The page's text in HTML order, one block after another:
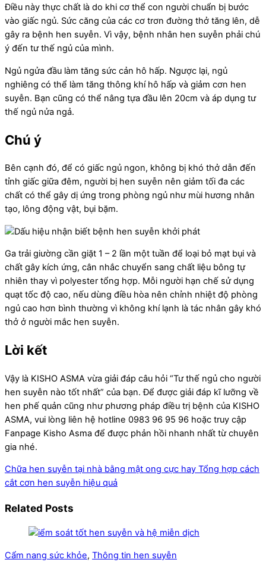
Điều này thực chất là do khi cơ thể con người chuẩn bị bước
vào giấc ngủ. Sức căng của các cơ trơn đường thở tăng lên, dễ
gây ra bệnh hen suyễn. Vì vậy, bệnh nhân hen suyễn phải chú
ý đến tư thế ngủ của mình.
Ngủ ngửa đầu làm tăng sức cản hô hấp. Ngược lại, ngủ
nghiêng có thể làm tăng thông khí hô hấp và giảm cơn hen
suyễn. Bạn cũng có thể nâng tựa đầu lên 20cm và áp dụng tư
thế ngủ nửa ngả.
Chú ý
Bên cạnh đó, để có giấc ngủ ngon, không bị khó thở dẫn đến
tỉnh giấc giữa đêm, người bị hen suyễn nên giảm tối đa các
chất có thể gây dị ứng trong phòng ngủ như mùi hương nhân
tạo, lông động vật, bụi bặm.
Ga trải giường cần giặt 1 – 2 lần một tuần để loại bỏ mạt bụi và
chất gây kích ứng, cân nhắc chuyển sang chất liệu bông tự
nhiên thay vì polyester tổng hợp. Mỗi người hạn chế sử dụng
quạt tốc độ cao, nếu dùng điều hòa nên chỉnh nhiệt độ phòng
ngủ cao hơn bình thường vì không khí lạnh là tác nhân gây khó
thở ở người mắc hen suyễn.
Lời kết
Vậy là KISHO ASMA vừa giải đáp câu hỏi “Tư thế ngủ cho người
hen suyễn nào tốt nhất” của bạn. Để được giải đáp kĩ lưỡng về
hen phế quản cũng như phương pháp điều trị bệnh của KISHO
ASMA, vui lòng liên hệ hotline 0983 96 95 96 hoặc truy cập
Fanpage Kisho Asma để được phản hồi nhanh nhất từ chuyên
gia nhé.
Chữa hen suyễn tại nhà bằng mật ong cực hay Tổng hợp cách
cắt cơn hen suyễn hiệu quả
Related Posts
Cẩm nang sức khỏe, Thông tin hen suyễn